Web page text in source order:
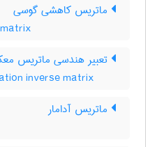
ماتریس کاهشی گوسی
تعبیر هندسی ماتریس
inverse matrix
ماتریس آدامار